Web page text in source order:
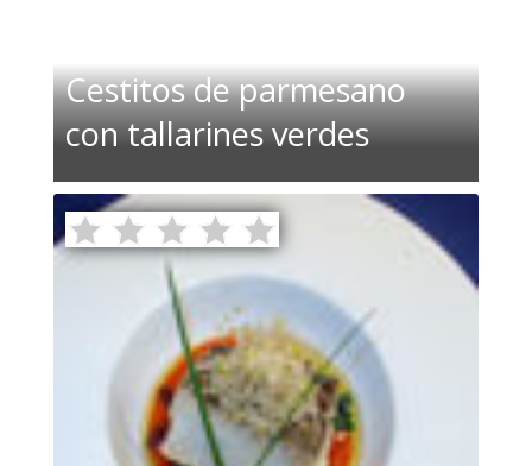
Cestitos de parmesano
con tallarines verdes